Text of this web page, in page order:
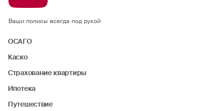
Ваши полисы всегда под рукой
ОСАГО
Каско
Страхование квартиры
Ипотека
Путешествие